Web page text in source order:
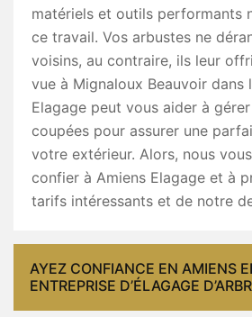
matériels et outils performants
ce travail. Vos arbustes ne
voisins, au contraire, ils leur
vue à Mignaloux Beauvoir dans
Elagage peut vous aider à
coupées pour assurer une
votre extérieur. Alors, nous
confier à Amiens Elagage et à
tarifs intéressants et de notre
AYEZ CONFIANCE EN AMIENS
ENTREPRISE D’ÉLAGAGE